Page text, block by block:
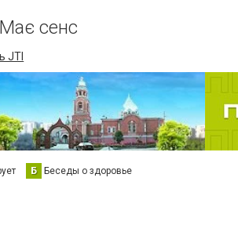
сенс
JTI
Б Беседы о здоровье